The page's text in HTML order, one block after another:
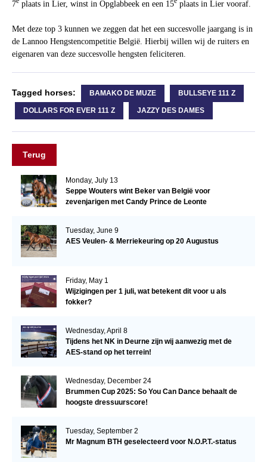
7 plaats in Lier, winst in Opglabbeek en een 15 plaats in Lier vooraf.
Met deze top 3 kunnen we zeggen dat het een succesvolle jaargang is in
de Lannoo Hengstencompetitie België. Hierbij willen wij de ruiters en
eigenaren van deze succesvolle hengsten feliciteren.
Tagged horses: BAMAKO DE MUZE BULLSEYE 111 Z
DOLLARS FOR EVER 111 Z JAZZY DES DAMES
Terug
Monday, July 13
Seppe Wouters wint Beker van België voor
zevenjarigen met Candy Prince de Leonte
Tuesday, June 9
AES Veulen- & Merriekeuring op 20 Augustus
Friday, May 1
Wijzigingen per 1 juli, wat betekent dit voor u als
fokker?
Wednesday, April 8
Tijdens het NK in Deurne zijn wij aanwezig met de
AES-stand op het terrein!
Wednesday, December 24
Brummen Cup 2025: So You Can Dance behaalt de
hoogste dressuurscore!
Tuesday, September 2
Mr Magnum BTH geselecteerd voor N.O.P.T.-status